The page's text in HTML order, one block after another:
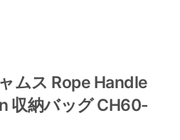
ムス Rope Handle
収納バッグ CH60-